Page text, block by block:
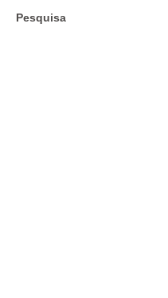
Pesquisa